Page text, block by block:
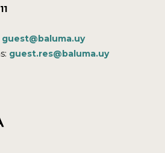
guest@baluma.uy
guest.res@baluma.uy